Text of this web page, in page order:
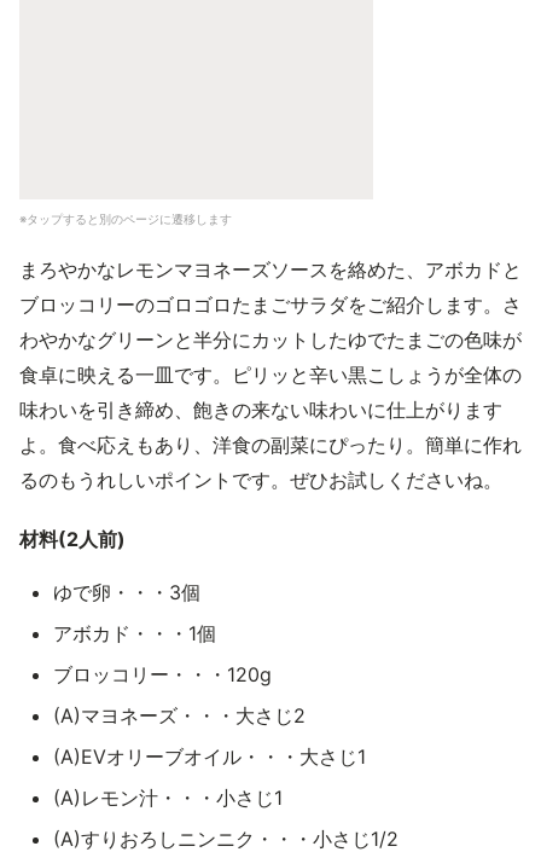
※タップすると別のページに遷移します
まろやかなレモンマヨネーズソースを絡めた、アボカドと
ブロッコリーのゴロゴロたまごサラダをご紹介します。さ
わやかなグリーンと半分にカットしたゆでたまごの色味が
食卓に映える一皿です。ピリッと辛い黒こしょうが全体の
味わいを引き締め、飽きの来ない味わいに仕上がります
よ。食べ応えもあり、洋食の副菜にぴったり。簡単に作れ
るのもうれしいポイントです。ぜひお試しくださいね。
材料(2人前)
ゆで卵・・・3個
アボカド・・・1個
ブロッコリー・・・120g
(A)マヨネーズ・・・大さじ2
(A)EVオリーブオイル・・・大さじ1
(A)レモン汁・・・小さじ1
(A)すりおろしニンニク・・・小さじ1/2